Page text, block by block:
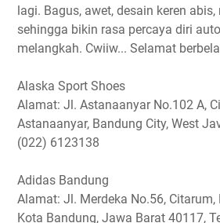
lagi. Bagus, awet, desain keren
sehingga bikin rasa percaya diri
melangkah. Cwiiw... Selamat
Alaska Sport Shoes
Alamat: Jl. Astanaanyar No.102 A,
Astanaanyar, Bandung City, West
(022) 6123138
Adidas Bandung
Alamat: Jl. Merdeka No.56, Citarum,
Kota Bandung, Jawa Barat 40117,